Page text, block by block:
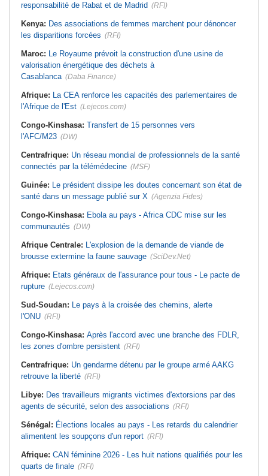
responsabilité de Rabat et de Madrid (RFI)
Kenya: Des associations de femmes marchent pour dénoncer
les disparitions forcées (RFI)
Maroc: Le Royaume prévoit la construction d'une usine de
valorisation énergétique des déchets à
Casablanca (Daba Finance)
Afrique: La CEA renforce les capacités des parlementaires de
l'Afrique de l'Est (Lejecos.com)
Congo-Kinshasa: Transfert de 15 personnes vers
l'AFC/M23 (DW)
Centrafrique: Un réseau mondial de professionnels de la santé
connectés par la télémédecine (MSF)
Guinée: Le président dissipe les doutes concernant son état de
santé dans un message publié sur X (Agenzia Fides)
Congo-Kinshasa: Ebola au pays - Africa CDC mise sur les
communautés (DW)
Afrique Centrale: L'explosion de la demande de viande de
brousse extermine la faune sauvage (SciDev.Net)
Afrique: Etats généraux de l'assurance pour tous - Le pacte de
rupture (Lejecos.com)
Sud-Soudan: Le pays à la croisée des chemins, alerte
l'ONU (RFI)
Congo-Kinshasa: Après l'accord avec une branche des FDLR,
les zones d'ombre persistent (RFI)
Centrafrique: Un gendarme détenu par le groupe armé AAKG
retrouve la liberté (RFI)
Libye: Des travailleurs migrants victimes d'extorsions par des
agents de sécurité, selon des associations (RFI)
Sénégal: Élections locales au pays - Les retards du calendrier
alimentent les soupçons d'un report (RFI)
Afrique: CAN féminine 2026 - Les huit nations qualifiés pour les
quarts de finale (RFI)